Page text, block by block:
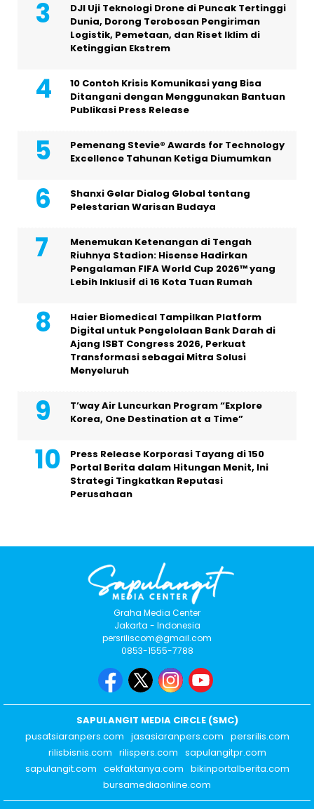
DJI Uji Teknologi Drone di Puncak Tertinggi
Dunia, Dorong Terobosan Pengiriman
Logistik, Pemetaan, dan Riset Iklim di
Ketinggian Ekstrem
10 Contoh Krisis Komunikasi yang Bisa
Ditangani dengan Menggunakan Bantuan
Publikasi Press Release
Pemenang Stevie® Awards for Technology
Excellence Tahunan Ketiga Diumumkan
Shanxi Gelar Dialog Global tentang
Pelestarian Warisan Budaya
Menemukan Ketenangan di Tengah
Riuhnya Stadion: Hisense Hadirkan
Pengalaman FIFA World Cup 2026™ yang
Lebih Inklusif di 16 Kota Tuan Rumah
Haier Biomedical Tampilkan Platform
Digital untuk Pengelolaan Bank Darah di
Ajang ISBT Congress 2026, Perkuat
Transformasi sebagai Mitra Solusi
Menyeluruh
T’way Air Luncurkan Program “Explore
Korea, One Destination at a Time”
Press Release Korporasi Tayang di 150
Portal Berita dalam Hitungan Menit, Ini
Strategi Tingkatkan Reputasi
Perusahaan
Graha Media Center
Jakarta - Indonesia
persriliscom@gmail.com
0853-1555-7788
SAPULANGIT MEDIA CIRCLE (SMC)
pusatsiaranpers.com jasasiaranpers.com persrilis.com
rilisbisnis.com rilispers.com sapulangitpr.com
sapulangit.com cekfaktanya.com bikinportalberita.com
bursamediaonline.com